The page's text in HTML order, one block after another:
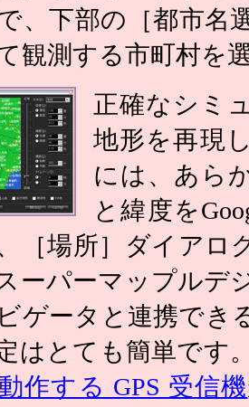
、下部の［都市名
観測する市町村を
正確なシミ
地形を再現
には、あら
と緯度を
［場所］ダイアロ
ーパーマップルデ
ゲータと連携でき
はとても簡単です
作する GPS 受信機